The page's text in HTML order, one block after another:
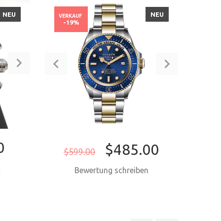
NEU NEU
$599.00 $485.00
VERKAUF
-19%
Bewertung schreiben